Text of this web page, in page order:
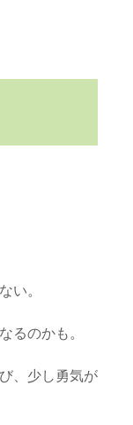
い。
るのかも。
、少し勇気が